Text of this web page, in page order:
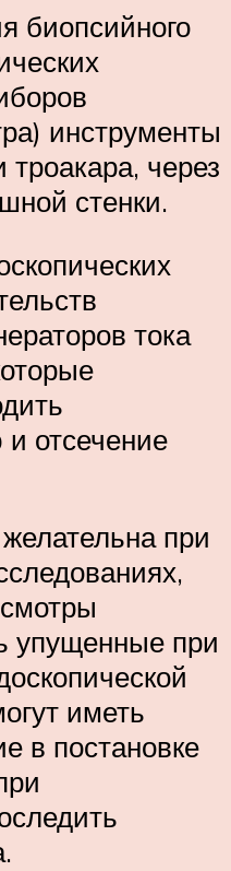
биопсийного
инструменты
через
стенки.
тока
и отсечение
при
упущенные при
иметь
в постановке